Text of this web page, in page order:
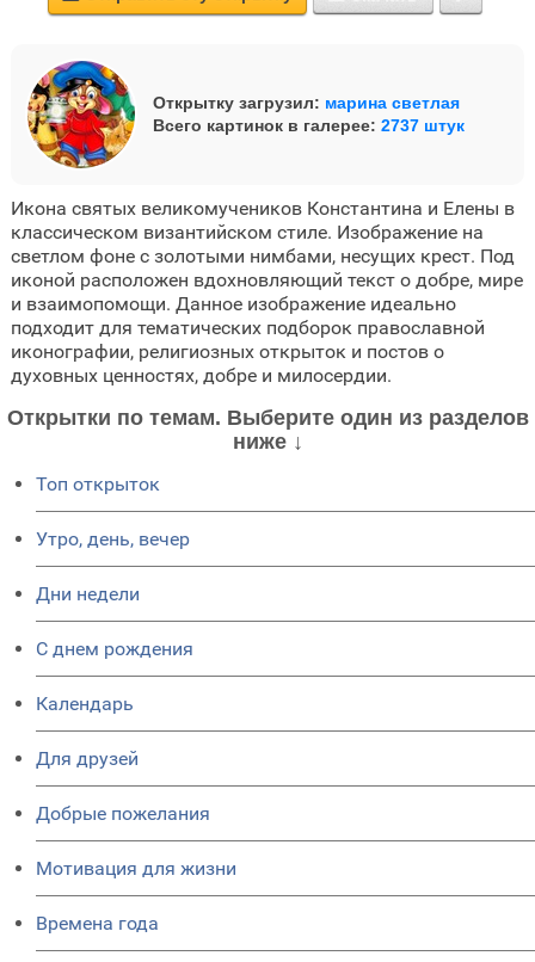
Открытку загрузил: марина светлая
Всего картинок в галерее: 2737 штук
Икона святых великомучеников Константина и Елены в
классическом византийском стиле. Изображение на
светлом фоне с золотыми нимбами, несущих крест. Под
иконой расположен вдохновляющий текст о добре, мире
и взаимопомощи. Данное изображение идеально
подходит для тематических подборок православной
иконографии, религиозных открыток и постов о
духовных ценностях, добре и милосердии.
Открытки по темам. Выберите один из разделов
ниже ↓
Топ открыток
Утро, день, вечер
Дни недели
C днем рождения
Календарь
Для друзей
Добрые пожелания
Мотивация для жизни
Времена года